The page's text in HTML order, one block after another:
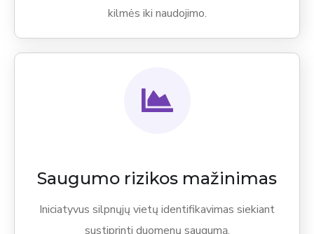
kilmės iki naudojimo.
Saugumo rizikos mažinimas
Iniciatyvus silpnųjų vietų identifikavimas siekiant
sustiprinti duomenų saugumą.